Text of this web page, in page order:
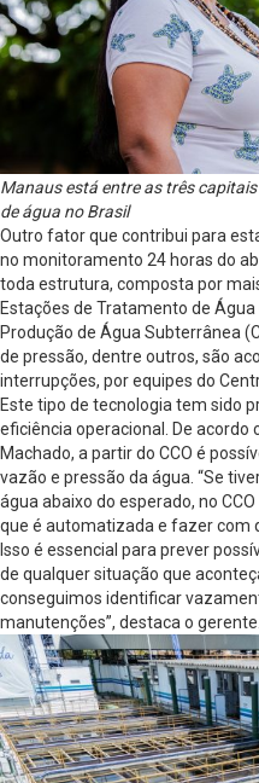
Manaus está entre as três
de água no Brasil
Outro fator que contribui para
no monitoramento 24 horas do
toda estrutura, composta por
Estações de Tratamento de
Produção de Água Subterrânea
de pressão, dentre outros, são
interrupções, por equipes do
Este tipo de tecnologia tem sido
eficiência operacional. De acordo
Machado, a partir do CCO é
vazão e pressão da água. “Se
água abaixo do esperado, no
que é automatizada e fazer com
Isso é essencial para prever
de qualquer situação que
conseguimos identificar
manutenções”, destaca o gerente.